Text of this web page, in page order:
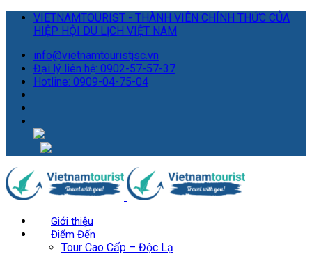
VIETNAMTOURIST - THÀNH VIÊN CHÍNH THỨC CỦA
HIỆP HỘI DU LỊCH VIỆT NAM
info@vietnamtouristjsc.vn
Đại lý liên hệ: 0902-57-57-37
Hotline: 0909-04-75-04
Giới thiệu
Điểm Đến
Tour Cao Cấp – Độc Lạ